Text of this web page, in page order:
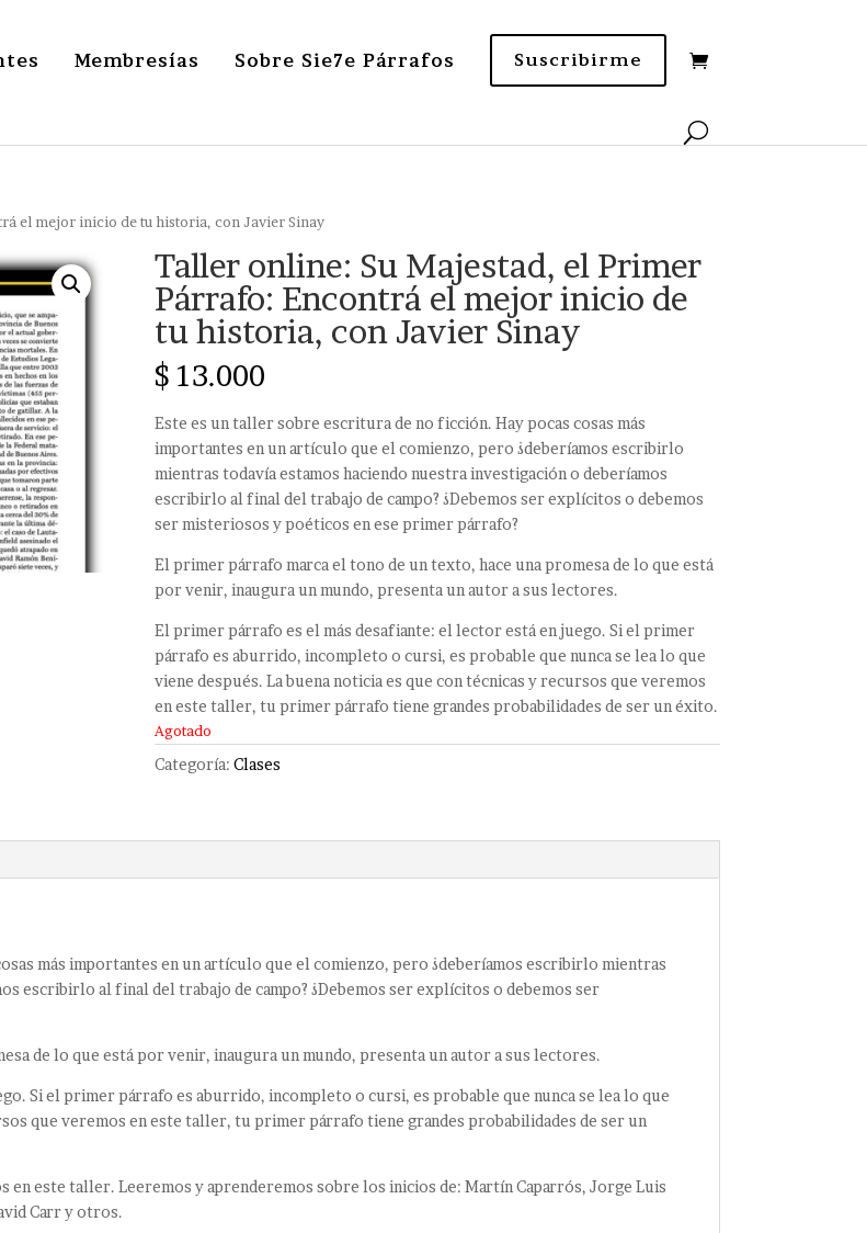
Membresías Sobre Sie7e Párrafos Suscribirme
el mejor inicio de tu historia, con Javier Sinay
Taller online: Su Majestad, el Primer
Párrafo: Encontrá el mejor inicio de
tu historia, con Javier Sinay
$ 13.000
Este es un taller sobre escritura de no ficción. Hay pocas cosas más
importantes en un artículo que el comienzo, pero ¿deberíamos escribirlo
mientras todavía estamos haciendo nuestra investigación o deberíamos
escribirlo al final del trabajo de campo? ¿Debemos ser explícitos o debemos
ser misteriosos y poéticos en ese primer párrafo?
El primer párrafo marca el tono de un texto, hace una promesa de lo que está
por venir, inaugura un mundo, presenta un autor a sus lectores.
El primer párrafo es el más desafiante: el lector está en juego. Si el primer
párrafo es aburrido, incompleto o cursi, es probable que nunca se lea lo que
viene después. La buena noticia es que con técnicas y recursos que veremos
en este taller, tu primer párrafo tiene grandes probabilidades de ser un éxito.
Agotado
Categoría: Clases
más importantes en un artículo que el comienzo, pero ¿deberíamos escribirlo mientras
escribirlo al final del trabajo de campo? ¿Debemos ser explícitos o debemos ser
de lo que está por venir, inaugura un mundo, presenta un autor a sus lectores.
Si el primer párrafo es aburrido, incompleto o cursi, es probable que nunca se lea lo que
que veremos en este taller, tu primer párrafo tiene grandes probabilidades de ser un
en este taller. Leeremos y aprenderemos sobre los inicios de: Martín Caparrós, Jorge Luis
Carr y otros.